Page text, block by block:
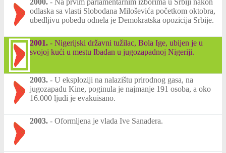
2000. - Na prvim parlamentarnim izborima u Srbiji nakon
odlaska sa vlasti Slobodana Miloševića početkom oktobra,
ubedljivu pobedu odnela je Demokratska opozicija Srbije.
2001. - Nigerijski državni tužilac, Bola Ige, ubijen je u
svojoj kući u mestu Ibadan u jugozapadnoj Nigeriji.
2003. - U eksploziji na nalazištu prirodnog gasa, na
jugozapadu Kine, poginula je najmanje 191 osoba, a oko
16.000 ljudi je evakuisano.
2003. - Oformljena je vlada Ive Sanadera.